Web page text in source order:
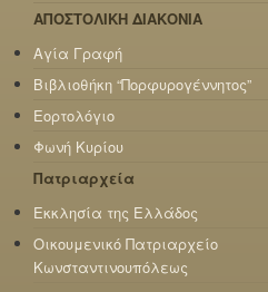
ΑΠΟΣΤΟΛΙΚΗ ΔΙΑΚΟΝΙΑ
Αγία Γραφή
Βιβλιοθήκη “Πορφυρογέννητος”
Εορτολόγιο
Φωνή Κυρίου
Πατριαρχεία
Εκκλησία της Ελλάδος
Οικουμενικό Πατριαρχείο
Κωνσταντινουπόλεως